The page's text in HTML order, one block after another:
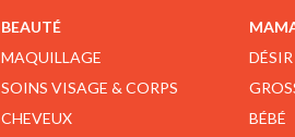
BEAUTÉ
MAQUILLAGE
SOINS VISAGE & CORPS
CHEVEUX
BÉBÉ